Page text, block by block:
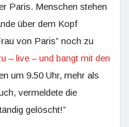
Paris. Menschen stehen
über dem Kopf
von Paris” noch zu
– live – und bangt mit den
um 9.50 Uhr, mehr als
vermeldete die
gelöscht!”